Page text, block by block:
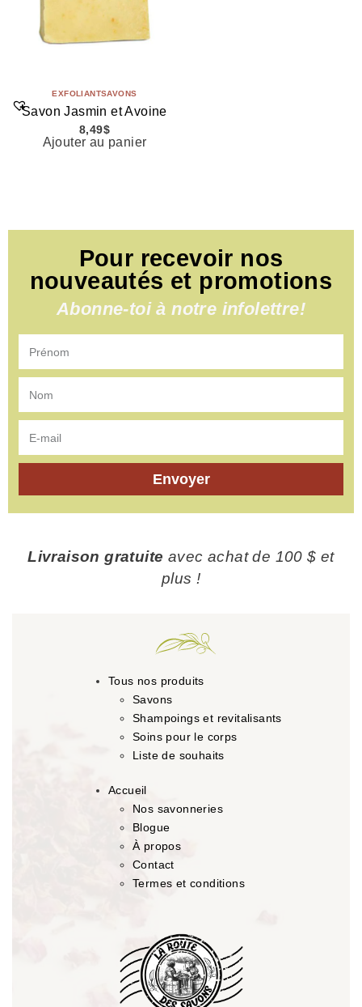
EXFOLIANTSAVONS
Savon Jasmin et Avoine
8,49$
Ajouter au panier
Pour recevoir nos
nouveautés et promotions
Abonne-toi à notre infolettre!
Envoyer
Livraison gratuite avec achat de 100 $ et
plus !
Tous nos produits
Savons
Shampoings et revitalisants
Soins pour le corps
Liste de souhaits
Accueil
Nos savonneries
Blogue
À propos
Contact
Termes et conditions